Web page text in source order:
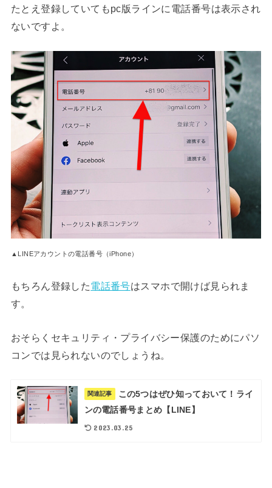
たとえ登録していてもpc版ラインに電話番号は表示され
ないですよ。
▲LINEアカウントの電話番号（iPhone）
もちろん登録した電話番号はスマホで開けば見られま
す。
おそらくセキュリティ・プライバシー保護のためにパソ
コンでは見られないのでしょうね。
関連記事
この5つはぜひ知っておいて！ライ
ンの電話番号まとめ【LINE】
2023.03.25